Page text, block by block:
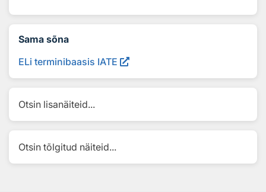
Sama sõna
ELi terminibaasis IATE
Otsin lisanäiteid...
Otsin tõlgitud näiteid...